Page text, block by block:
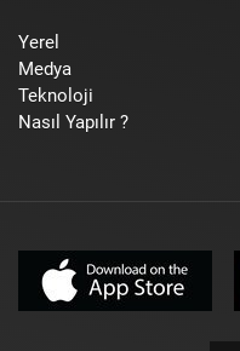
Yerel
Medya
Teknoloji
Nasıl Yapılır ?